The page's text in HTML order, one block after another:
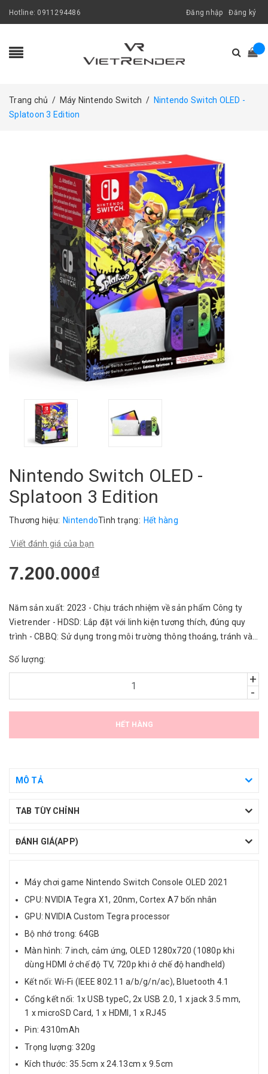
Hotline: 0911294486 Đăng nhập Đăng ký
Trang chủ / Máy Nintendo Switch / Nintendo Switch OLED -
Splatoon 3 Edition
Nintendo Switch OLED -
Splatoon 3 Edition
Thương hiệu: NintendoTình trạng: Hết hàng
Viết đánh giá của bạn
7.200.000₫
Năm sản xuất: 2023 - Chịu trách nhiệm về sản phẩm Công ty
Vietrender - HDSD: Lắp đặt với linh kiện tương thích, đúng quy
trình - CBBQ: Sử dụng trong môi trường thông thoáng, tránh vào
Số lượng:
+
-
HẾT HÀNG
MÔ TẢ
TAB TÙY CHỈNH
ĐÁNH GIÁ(APP)
Máy chơi game Nintendo Switch Console OLED 2021
CPU: NVIDIA Tegra X1, 20nm, Cortex A7 bốn nhân
GPU: NVIDIA Custom Tegra processor
Bộ nhớ trong: 64GB
Màn hình: 7 inch, cảm ứng, OLED 1280x720 (1080p khi
dùng HDMI ở chế độ TV, 720p khi ở chế độ handheld)
Kết nối: Wi-Fi (IEEE 802.11 a/b/g/n/ac), Bluetooth 4.1
Cổng kết nối: 1x USB typeC, 2x USB 2.0, 1 x jack 3.5 mm,
1 x microSD Card, 1 x HDMI, 1 x RJ45
Pin: 4310mAh
Trọng lượng: 320g
Kích thước: 35.5cm x 24.13cm x 9.5cm